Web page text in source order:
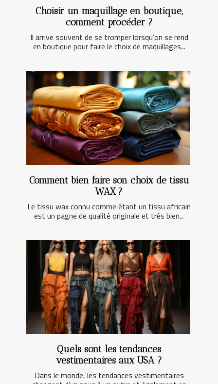
Choisir un maquillage en boutique,
comment procéder ?
Il arrive souvent de se tromper lorsqu’on se rend
en boutique pour faire le choix de maquillages...
Comment bien faire son choix de tissu
WAX ?
Le tissu wax connu comme étant un tissu africain
est un pagne de qualité originale et très bien...
Quels sont les tendances
vestimentaires aux USA ?
Dans le monde, les tendances vestimentaires